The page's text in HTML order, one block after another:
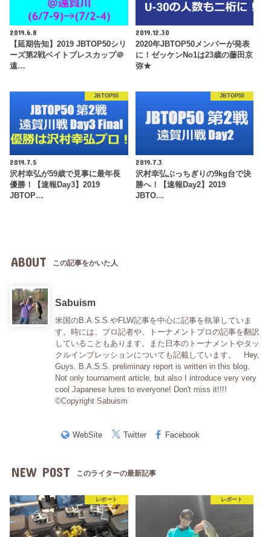
2019.6.8
【延期告知】2019 JBTOP50シリ
ーズ第2戦ベイトブレスカップ＠
遠…
2019.12.30
2020年JBTOP50メンバーが発表
に！ゼッケンNo1は23歳の藤田京
弥★
JBTOP50
2019.7.5
沢村幸弘が59歳で見事に最年長
優勝！【速報Day3】2019
JBTOP…
JBTOP50
2019.7.3
沢村幸弘ぶっちぎりの9kg台で決
勝へ！【速報Day2】2019
JBTO…
ABOUT この記事をかいた人
Sabuism
米国のB.A.S.S.やFLW記事を中心に記事を執筆していま
す。時には、プロ記者や、トーナメントプロの記事を翻訳
していることもあります。また日本のトーナメントやタッ
クルインプレッションについても記載しています。 Hey,
Guys. B.A.S.S. preliminary report is written in this blog.
Not only tournament article, but also I introduce very very
cool Japanese lures to everyone! Don't miss it!!!!
©Copyright Sabuism
WebSite Twitter Facebook
NEW POST このライターの最新記事
レポート レポート